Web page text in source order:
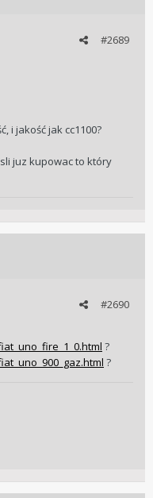
#2689
i jakość jak cc1100?
juz kupowac to który
#2690
?
?